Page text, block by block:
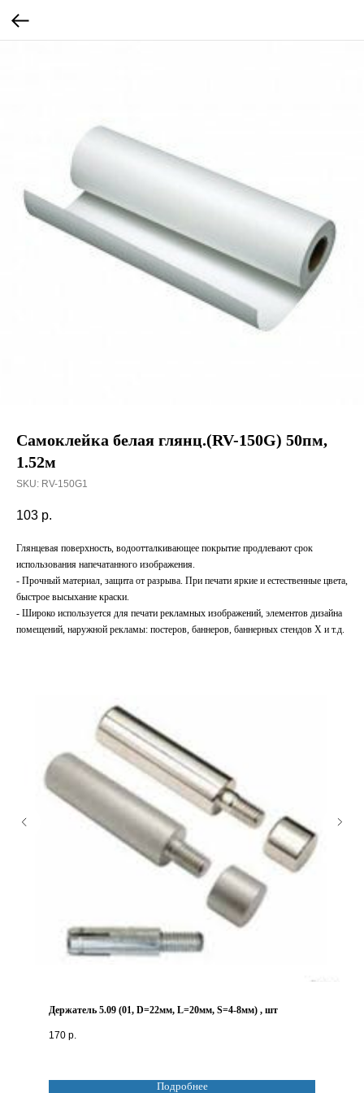
Самоклейка белая глянц.(RV-150G) 50пм,
1.52м
SKU: RV-150G1
103 р.
Глянцевая поверхность, водоотталкивающее покрытие продлевают срок
использования напечатанного изображения.
- Прочный материал, защита от разрыва. При печати яркие и естественные цвета,
быстрое высыхание краски.
- Широко используется для печати рекламных изображений, элементов дизайна
помещений, наружной рекламы: постеров, баннеров, баннерных стендов Х и т.д.
Держатель 5.09 (01, D=22мм, L=20мм, S=4-8мм) , шт
170 р.
Подробнее